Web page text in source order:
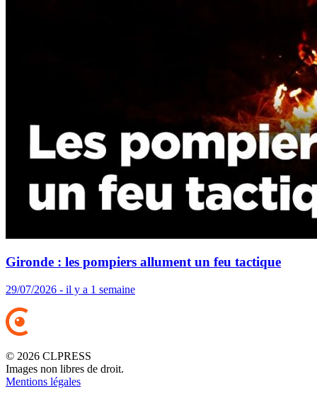
Gironde : les pompiers allument un feu tactique
29/07/2026 - il y a 1 semaine
© 2026 CLPRESS
Images non libres de droit.
Mentions légales